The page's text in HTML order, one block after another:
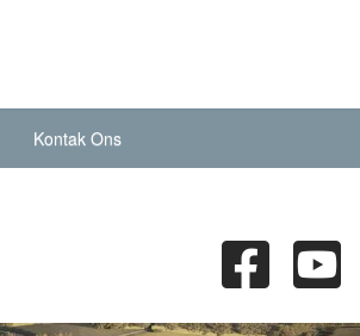
Kontak Ons